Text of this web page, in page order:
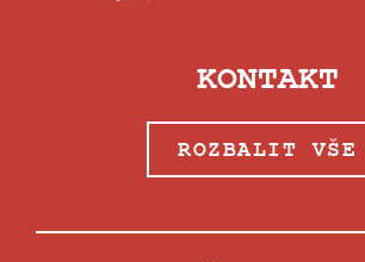
KONTAKT
ROZBALIT VŠE